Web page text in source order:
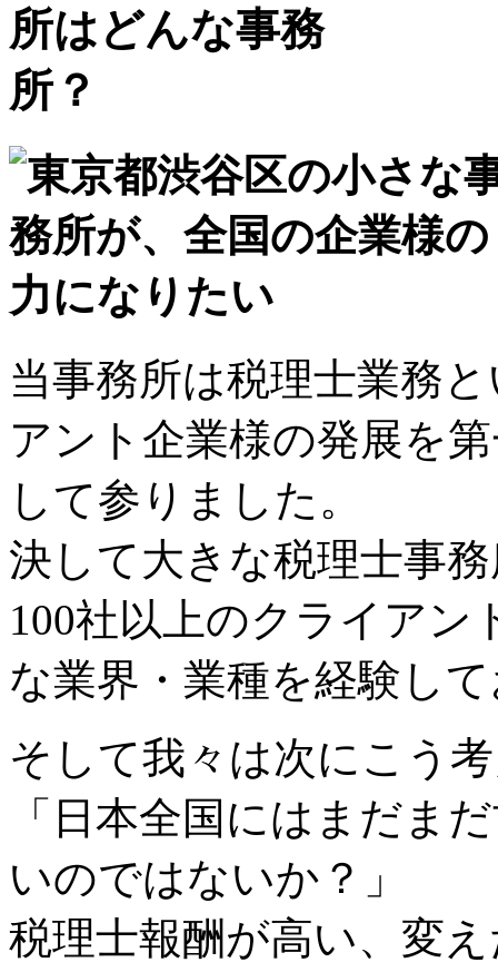
当事務所は税理士業務
アント企業様の発展を
して参りました。
決して大きな税理士事
100社以上のクライアン
な業界・業種を経験し
そして我々は次にこう
「日本全国にはまだま
いのではないか？」
税理士報酬が高い、変